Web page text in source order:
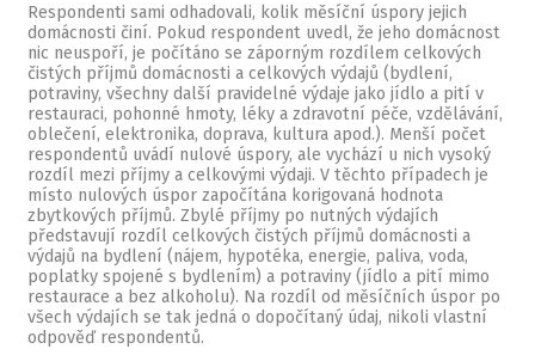
Respondenti sami odhadovali, kolik měsíční úspory jejich
domácnosti činí. Pokud respondent uvedl, že jeho domácnost
nic neuspoří, je počítáno se záporným rozdílem celkových
čistých příjmů domácnosti a celkových výdajů (bydlení,
potraviny, všechny další pravidelné výdaje jako jídlo a pití v
restauraci, pohonné hmoty, léky a zdravotní péče, vzdělávání,
oblečení, elektronika, doprava, kultura apod.). Menší počet
respondentů uvádí nulové úspory, ale vychází u nich vysoký
rozdíl mezi příjmy a celkovými výdaji. V těchto případech je
místo nulových úspor započítána korigovaná hodnota
zbytkových příjmů. Zbylé příjmy po nutných výdajích
představují rozdíl celkových čistých příjmů domácnosti a
výdajů na bydlení (nájem, hypotéka, energie, paliva, voda,
poplatky spojené s bydlením) a potraviny (jídlo a pití mimo
restaurace a bez alkoholu). Na rozdíl od měsíčních úspor po
všech výdajích se tak jedná o dopočítaný údaj, nikoli vlastní
odpověď respondentů.